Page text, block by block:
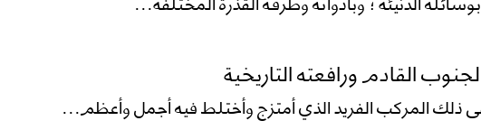
القادم ورافعته التاريخية
المركب الفريد الذي أمتزج وأختلط فيه أجمل وأعظم...